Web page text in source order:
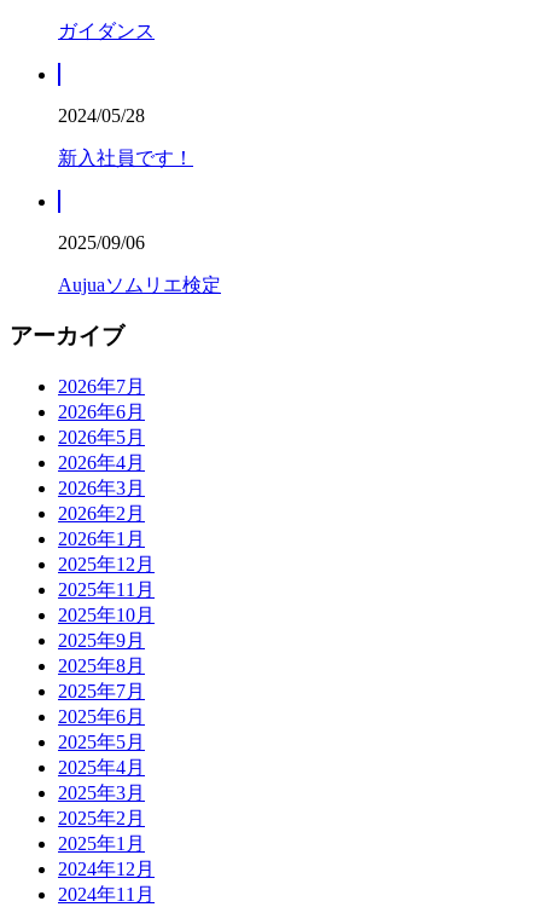
ガイダンス
2024/05/28
新入社員です！
2025/09/06
Aujuaソムリエ検定
アーカイブ
2026年7月
2026年6月
2026年5月
2026年4月
2026年3月
2026年2月
2026年1月
2025年12月
2025年11月
2025年10月
2025年9月
2025年8月
2025年7月
2025年6月
2025年5月
2025年4月
2025年3月
2025年2月
2025年1月
2024年12月
2024年11月